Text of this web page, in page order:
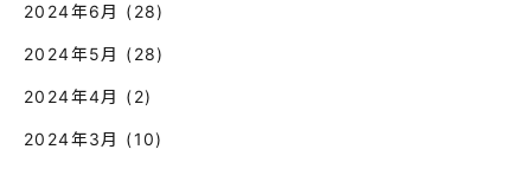
2024年6月 (28)
2024年5月 (28)
2024年4月 (2)
2024年3月 (10)